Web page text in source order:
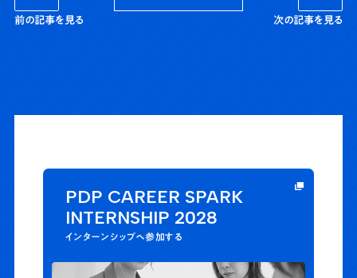
前の記事を見る 次の記事を見る
PDP CAREER SPARK
INTERNSHIP 2028
インターンシップへ参加する